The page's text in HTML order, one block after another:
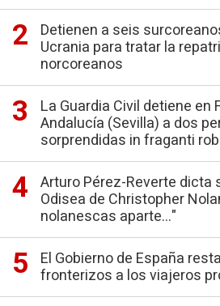
Detienen a seis
Ucrania para tratar la
norcoreanos
La Guardia Civil detiene en
Andalucía (Sevilla) a dos
sorprendidas in fraganti
Arturo Pérez-Reverte dicta
Odisea de Christopher
nolanescas aparte..."
El Gobierno de España
fronterizos a los viajeros